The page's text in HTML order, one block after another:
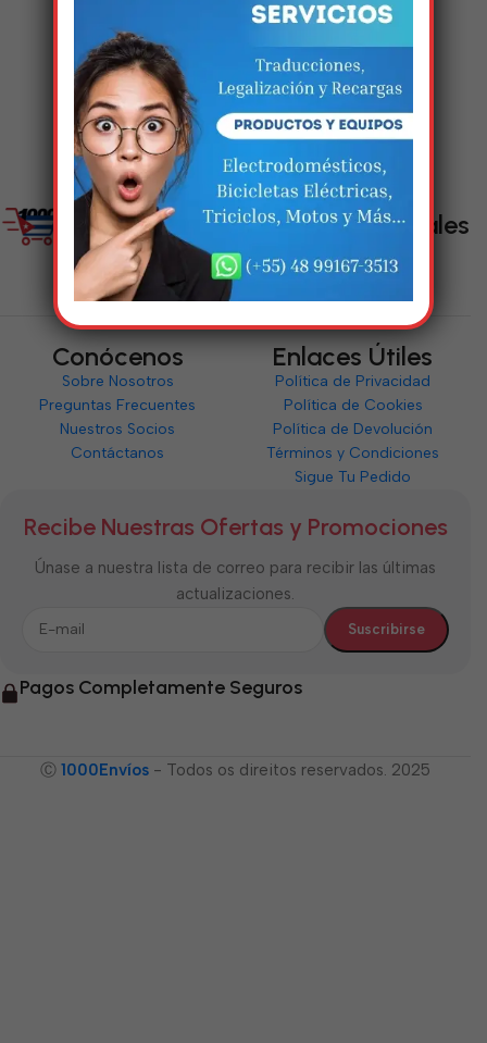
Enlaces Sociales
Conócenos
Sobre Nosotros
Preguntas Frecuentes
Nuestros Socios
Contáctanos
Enlaces Útiles
Política de Privacidad
Política de Cookies
Política de Devolución
Términos y Condiciones
Sigue Tu Pedido
Recibe Nuestras Ofertas y Promociones
Únase a nuestra lista de correo para recibir las últimas
actualizaciones.
Pagos Completamente Seguros
Ⓒ 1000Envíos - Todos os direitos reservados. 2025
Em breve, esta página estará
disponível com novidades
incríveis. Agradecemos pela
paciência e compreensão.